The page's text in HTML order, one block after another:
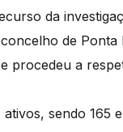
da
de
procedeu a
sendo 165